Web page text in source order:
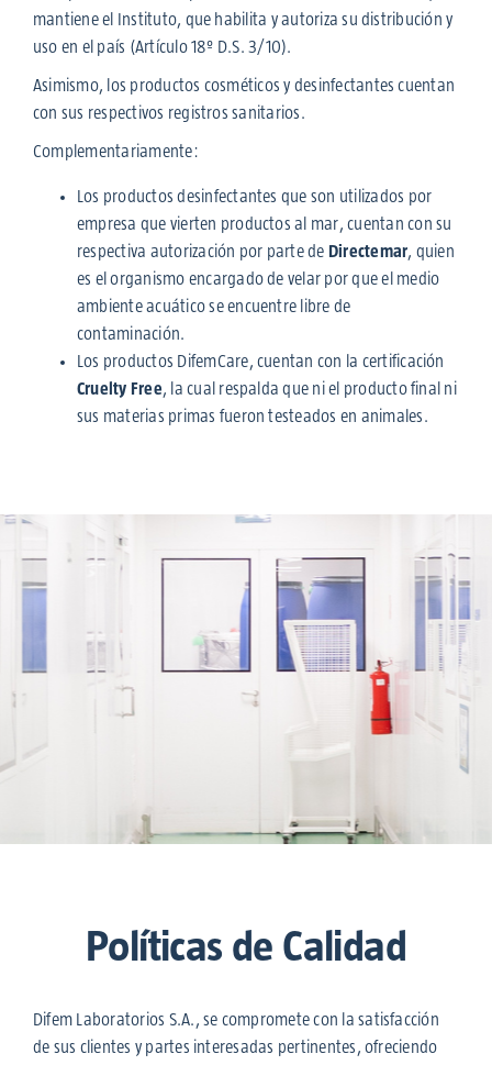
mantiene el Instituto, que habilita y autoriza su distribución y
uso en el país (Artículo 18º D.S. 3/10).
Asimismo, los productos cosméticos y desinfectantes cuentan
con sus respectivos registros sanitarios.
Complementariamente:
Los productos desinfectantes que son utilizados por
empresa que vierten productos al mar, cuentan con su
respectiva autorización por parte de Directemar, quien
es el organismo encargado de velar por que el medio
ambiente acuático se encuentre libre de
contaminación.
Los productos DifemCare, cuentan con la certificación
Cruelty Free, la cual respalda que ni el producto final ni
sus materias primas fueron testeados en animales.
Políticas de Calidad
Difem Laboratorios S.A., se compromete con la satisfacción
de sus clientes y partes interesadas pertinentes, ofreciendo